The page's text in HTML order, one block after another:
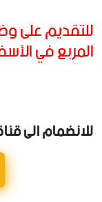
للتقديم على
المربع في
للانضمام الى